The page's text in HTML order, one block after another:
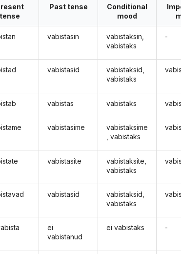
tense
Past tense
vabistasin
vabistasid
vabistas
vabistasime
vabistasite
vabistasid
ei
vabistanud
Conditional
mood
vabistaksin,
vabistaks
vabistaksid,
vabistaks
vabistaks
vabistaksime
, vabistaks
vabistaksite,
vabistaks
vabistaksid,
vabistaks
ei vabistaks
-
-